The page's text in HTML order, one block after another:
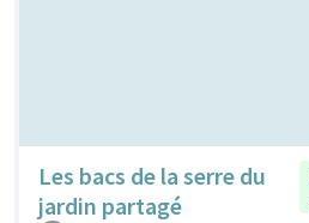
Les bacs de la serre du
jardin partagé